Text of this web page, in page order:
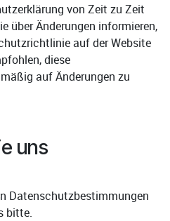
von Zeit zu Zeit
über Änderungen informieren,
auf der Website
diese
auf Änderungen zu
uns
Datenschutzbestimmungen
bitte.